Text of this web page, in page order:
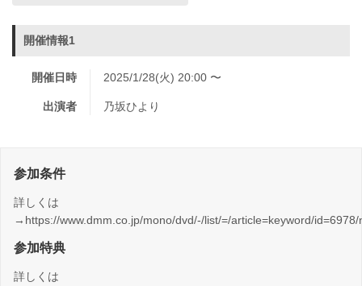
開催情報1
開催日時 2025/1/28(火) 20:00 〜
出演者 乃坂ひより
参加条件
詳しくは
→https://www.dmm.co.jp/mono/dvd/-/list/=/article=keyword/
参加特典
詳しくは